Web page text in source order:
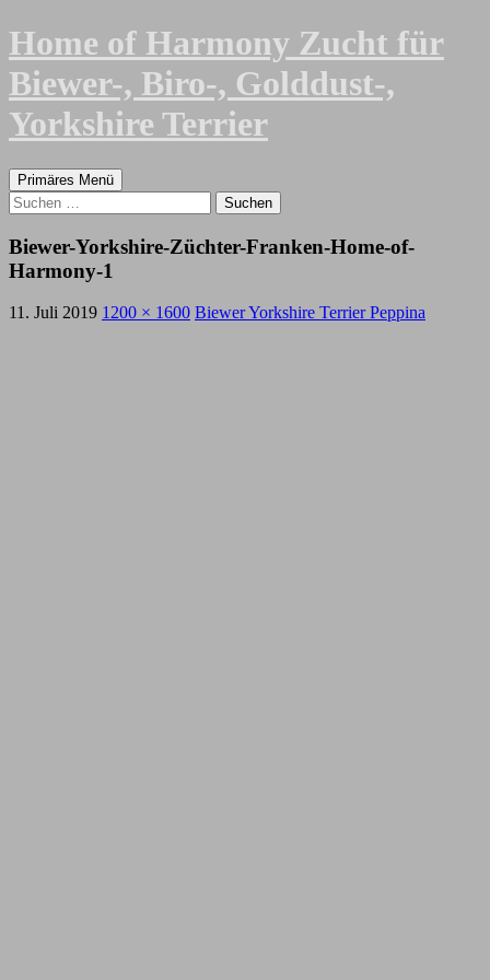
Zum
Inhalt
springen
Home of Harmony Zucht für
Biewer-, Biro-, Golddust-,
Yorkshire Terrier
Suchen
Primäres Menü
Suchen
nach:
Biewer-Yorkshire-Züchter-Franken-Home-of-
Harmony-1
11. Juli 2019 1200 × 1600 Biewer Yorkshire Terrier Peppina